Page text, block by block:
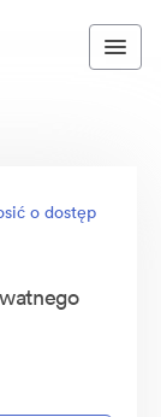
o dostęp